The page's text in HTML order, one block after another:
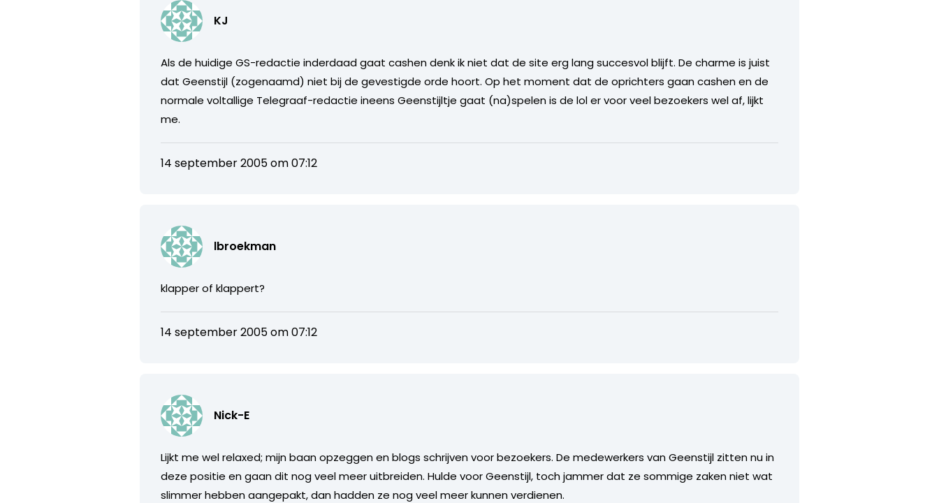
KJ
Als de huidige GS-redactie inderdaad gaat cashen denk ik niet dat de site erg lang succesvol blijft. De charme is juist
dat Geenstijl (zogenaamd) niet bij de gevestigde orde hoort. Op het moment dat de oprichters gaan cashen en de
normale voltallige Telegraaf-redactie ineens Geenstijltje gaat (na)spelen is de lol er voor veel bezoekers wel af, lijkt
me.
14 september 2005 om 07:12
lbroekman
klapper of klappert?
14 september 2005 om 07:12
Nick-E
Lijkt me wel relaxed; mijn baan opzeggen en blogs schrijven voor bezoekers. De medewerkers van Geenstijl zitten nu in
deze positie en gaan dit nog veel meer uitbreiden. Hulde voor Geenstijl, toch jammer dat ze sommige zaken niet wat
slimmer hebben aangepakt, dan hadden ze nog veel meer kunnen verdienen.